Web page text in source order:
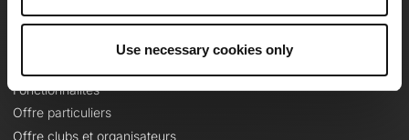
Use necessary cookies only
Fonctionnalités
Offre particuliers
Offre clubs et organisateurs